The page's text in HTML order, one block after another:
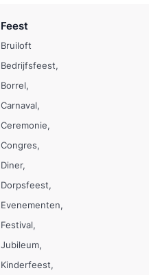
Feest
Bruiloft
Bedrijfsfeest
Borrel
Carnaval
Ceremonie
Congres
Diner
Dorpsfeest
Evenementen
Festival
Jubileum
Kinderfeest